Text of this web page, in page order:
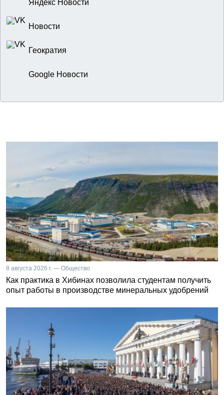
Яндекс Новости
Новости
Геократия
Google Новости
8 августа 2026 г. — Общество
Как практика в Хибинах позволила студентам получить
опыт работы в производстве минеральных удобрений